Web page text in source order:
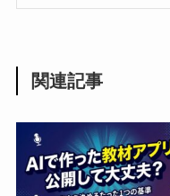
関連記事